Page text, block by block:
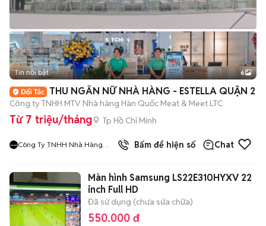
+2
Tin nổi bật 6
THU NGÂN NỮ NHÀ HÀNG - ESTELLA QUẬN 2
Công ty TNHH MTV Nhà hàng Hàn Quốc Meat & Meet LTC
Từ 7 triệu/tháng Tp Hồ Chí Minh
Công Ty TNHH Nhà Hàng
9đã bán
Bấm để hiện số Chat
Màn hình Samsung LS22E310HYXV 22
inch Full HD
Đã sử dụng (chưa sửa chữa)
550.000 đ